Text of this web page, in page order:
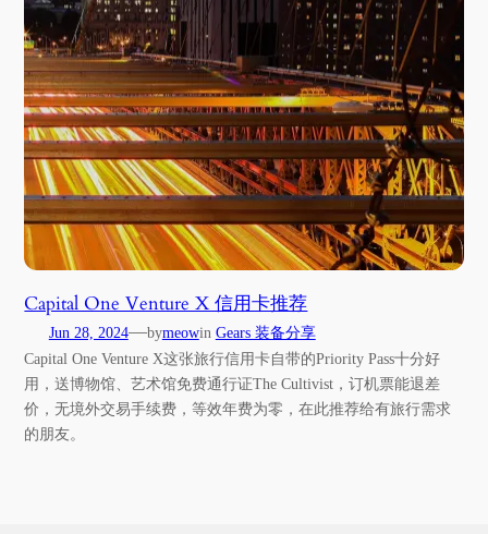
Capital One Venture X 信用卡推荐
Jun 28, 2024—bymeowin Gears 装备分享
Capital One Venture X这张旅行信用卡自带的Priority Pass十分好
用，送博物馆、艺术馆免费通行证The Cultivist，订机票能退差
价，无境外交易手续费，等效年费为零，在此推荐给有旅行需求
的朋友。